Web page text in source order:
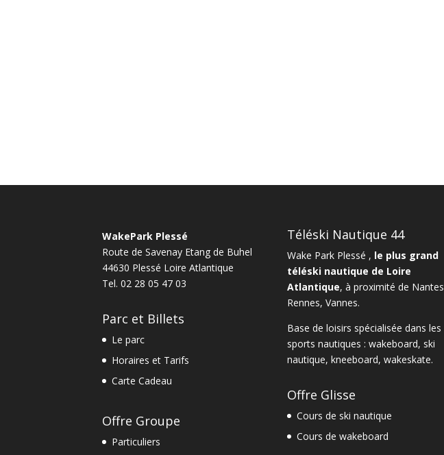
WakePark Plessé
Route de Savenay Etang de Buhel
44630 Plessé Loire Atlantique
Tel.02 28 05 47 03
Parc et Billets
Le parc
Horaires et Tarifs
Carte Cadeau
Offre Groupe
Particuliers
Téléski Nautique 44
Wake Park Plessé , le plus grand
téléski nautique de Loire
Atlantique, à proximité de Nantes
Rennes, Vannes.
Base de loisirs spécialisée dans les
sports nautiques : wakeboard, ski
nautique, kneeboard, wakeskate.
Offre Glisse
Cours de ski nautique
Cours de wakeboard